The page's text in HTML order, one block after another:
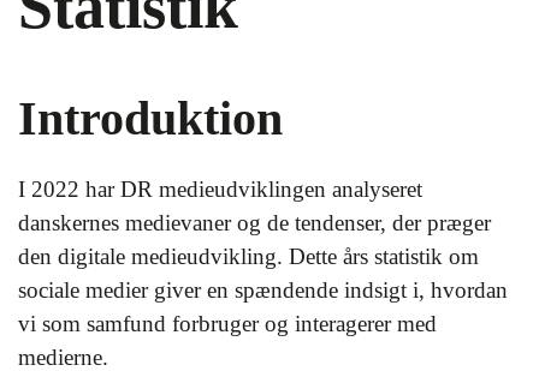
Introduktion
I 2022 har DR medieudviklingen analyseret
danskernes medievaner og de tendenser, der præger
den digitale medieudvikling. Dette års statistik om
sociale medier giver en spændende indsigt i, hvordan
vi som samfund forbruger og interagerer med
medierne.